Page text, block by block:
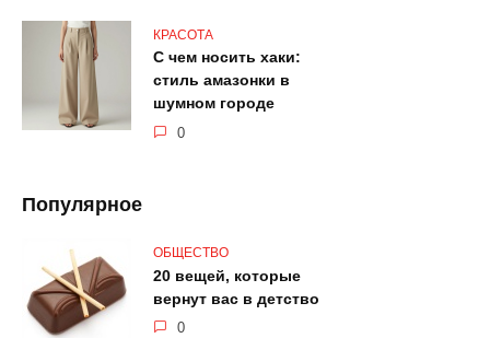
КРАСОТА
С чем носить хаки:
стиль амазонки в
шумном городе
0
Популярное
ОБЩЕСТВО
20 вещей, которые
вернут вас в детство
0